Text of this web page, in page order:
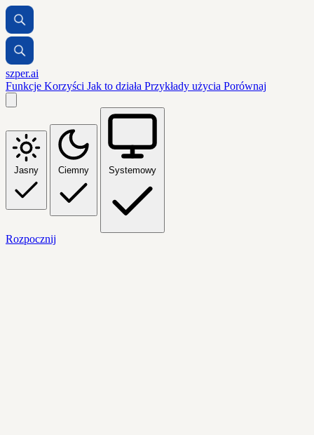
szper.ai
Funkcje Korzyści Jak to działa Przykłady użycia Porównaj
Jasny Ciemny Systemowy
Rozpocznij